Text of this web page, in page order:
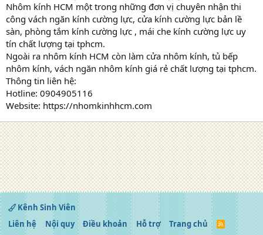
Nhôm kính HCM một trong những đơn vị chuyên nhận thi
công vách ngăn kính cường lực, cửa kính cường lực bản lề
sàn, phòng tắm kính cường lực , mái che kính cường lực uy
tín chất lượng tại tphcm.
Ngoài ra nhôm kính HCM còn làm cửa nhôm kính, tủ bếp
nhôm kính, vách ngăn nhôm kính giá rẻ chất lượng tại tphcm.
Thông tin liên hệ:
Hotline: 0904905116
Website: https://nhomkinhhcm.com
Kênh Sinh Viên
Liên hệ
Nội quy Điều khoản Hỗ trợ Trang chủ
R